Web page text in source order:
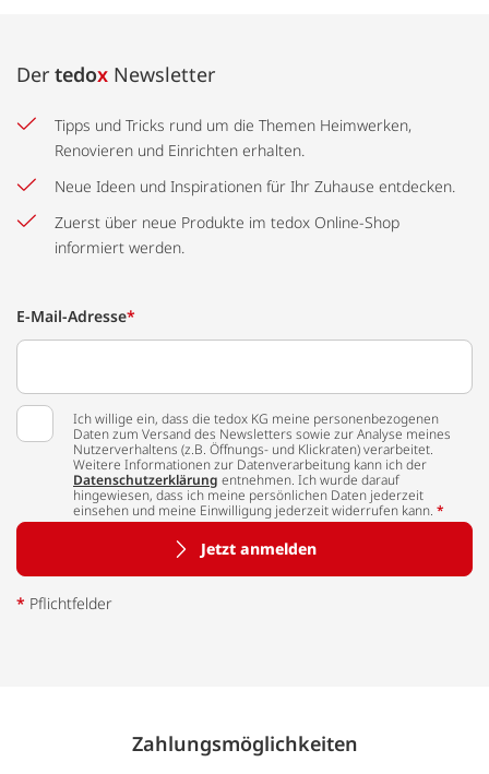
Der tedox Newsletter
Tipps und Tricks rund um die Themen Heimwerken,
Renovieren und Einrichten erhalten.
Neue Ideen und Inspirationen für Ihr Zuhause entdecken.
Zuerst über neue Produkte im tedox Online-Shop
informiert werden.
E-Mail-Adresse*
Ich willige ein, dass die tedox KG meine personenbezogenen
Daten zum Versand des Newsletters sowie zur Analyse meines
Nutzerverhaltens (z.B. Öffnungs- und Klickraten) verarbeitet.
Weitere Informationen zur Datenverarbeitung kann ich der
Datenschutzerklärung entnehmen. Ich wurde darauf
hingewiesen, dass ich meine persönlichen Daten jederzeit
einsehen und meine Einwilligung jederzeit widerrufen kann. *
Jetzt anmelden
* Pflichtfelder
Zahlungs­möglich­keiten